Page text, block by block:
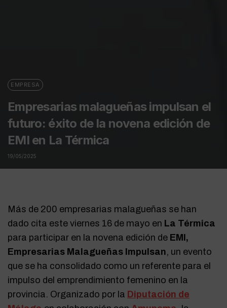
EMPRESA
Empresarias malagueñas impulsan el
futuro: éxito de la novena edición de
EMI en La Térmica
19/05/2025
Más de 200 empresarias malagueñas se han
dado cita este viernes 16 de mayo en La Térmica
para participar en la novena edición de EMI,
Empresarias Malagueñas Impulsan, un evento
que se ha consolidado como un referente para el
impulso del emprendimiento femenino en la
provincia. Organizado por la Diputación de